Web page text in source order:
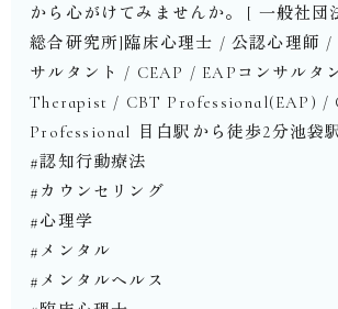
から心がけてみませんか。⁡⁡⁡[ 一般社
総合研究所]臨床心理士 / 公認心理師 /
サルタント / CEAP / EAPコンサルタ
Therapist︎ / CBT Professional(EAP) /
Professional ︎⁡目白駅から徒歩2分池袋
#認知行動療法
#カウンセリング
#心理学
#メンタル
#メンタルヘルス